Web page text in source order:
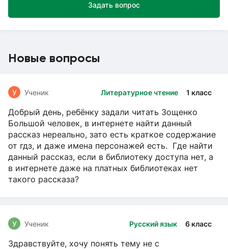
Задать вопрос
Новые вопросы
Литературное чтение 1 класс
У Ученик
Добрый день, ребёнку задали читать Зощенко
Большой человек, в интернете найти данный
рассказ нереально, зато есть краткое содержание
от гдз, и даже имена персонажей есть. Где найти
данный рассказ, если в библиотеку доступа нет, а
в интернете даже на платных библиотеках нет
такого рассказа?
Русский язык 6 класс
У Ученик
Здравствуйте, хочу понять тему не с